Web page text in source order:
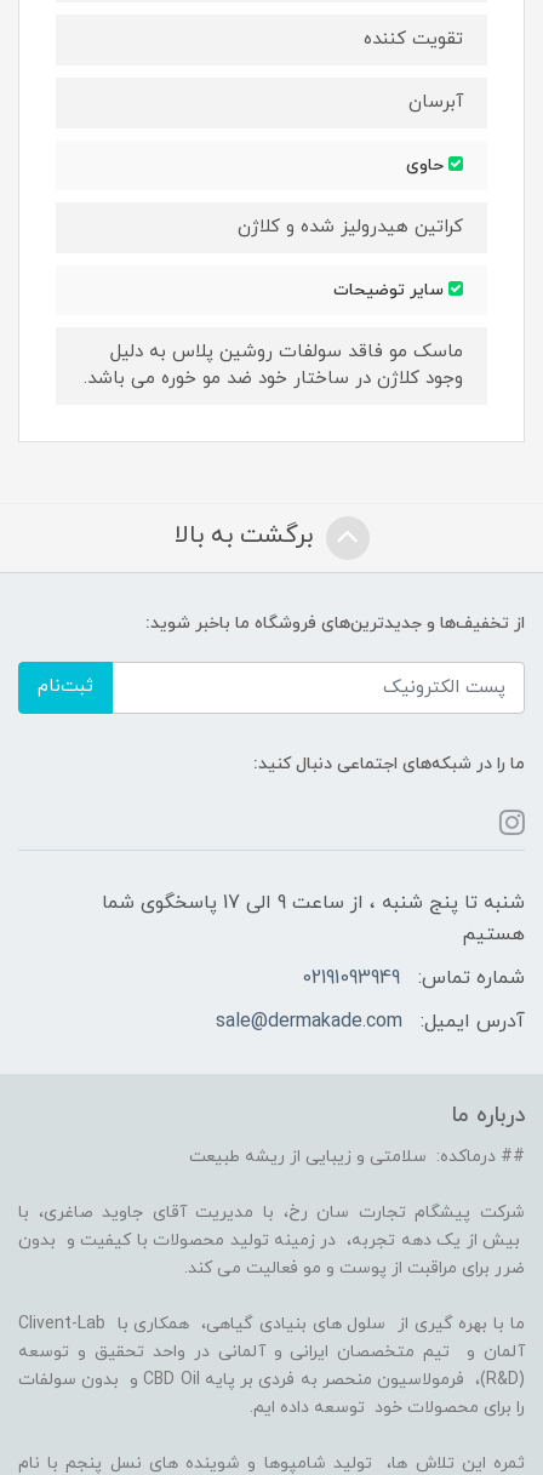
تقویت کننده
آبرسان
حاوی
کراتین هیدرولیز شده و کلاژن
سایر توضیحات
ماسک مو فاقد سولفات روشین پلاس به دلیل
وجود کلاژن در ساختار خود ضد مو خوره می باشد.
برگشت به بالا
از تخفیف‌ها و جدیدترین‌های فروشگاه ما باخبر شوید:
ثبت‌نام
ما را در شبکه‌های اجتماعی دنبال کنید:
شنبه تا پنج شنبه ، از ساعت 9 الی 17 پاسخگوی شما
هستیم
شماره تماس:
02191093949
آدرس ایمیل:
sale@dermakade.com
درباره ما
## درماکده: سلامتی و زیبایی از ریشه طبیعت
شرکت پیشگام تجارت سان رخ، با مدیریت آقای جاوید صاغری، با
بیش از یک دهه تجربه، در زمینه تولید محصولات با کیفیت و بدون
ضرر برای مراقبت از پوست و مو فعالیت می کند.
ما با بهره گیری از سلول های بنیادی گیاهی، همکاری با Clivent-Lab
آلمان و تیم متخصصان ایرانی و آلمانی در واحد تحقیق و توسعه
(R&D)، فرمولاسیون منحصر به فردی بر پایه CBD Oil و بدون سولفات
را برای محصولات خود توسعه داده ایم.
ثمره این تلاش ها، تولید شامپوها و شوینده های نسل پنجم با نام